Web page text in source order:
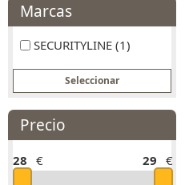
Marcas
SECURITYLINE (1)
Precio
28 € 29 €